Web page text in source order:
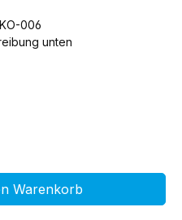
006
unten
Wert
Warenkorb